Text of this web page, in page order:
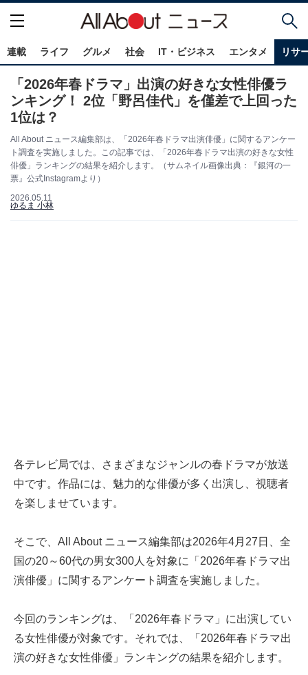
連載 ライフ グルメ 社会 IT・ビジネス エンタメ リサ
「2026年春ドラマ」出演の好きな女性俳優ラ
ンキング！ 2位「野呂佳代」を僅差で上回った
1位は？
All About ニュース編集部は、「2026年春ドラマ出演俳優」に関するアンケー
ト調査を実施しました。この記事では、「2026年春ドラマ出演の好きな女性
俳優」ランキングの結果を紹介します。（サムネイル画像出典：『銀河の一
票』公式Instagramより）
2026.05.11
ゆるま 小林
各テレビ局では、さまざまなジャンルの春ドラマが放送
中です。作品には、魅力的な俳優が多く出演し、視聴者
を楽しませています。
そこで、All About ニュース編集部は2026年4月27日、全
国の20～60代の男女300人を対象に「2026年春ドラマ出
演俳優」に関するアンケート調査を実施しました。
今回のランキングは、「2026年春ドラマ」に出演してい
る女性俳優が対象です。それでは、「2026年春ドラマ出
演の好きな女性俳優」ランキングの結果を紹介します。